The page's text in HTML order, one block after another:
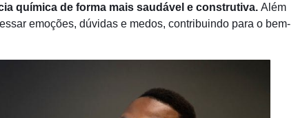
química de forma mais saudável e construtiva. Além
emoções, dúvidas e medos, contribuindo para o bem-